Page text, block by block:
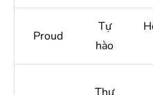
Proud
Tự
hào